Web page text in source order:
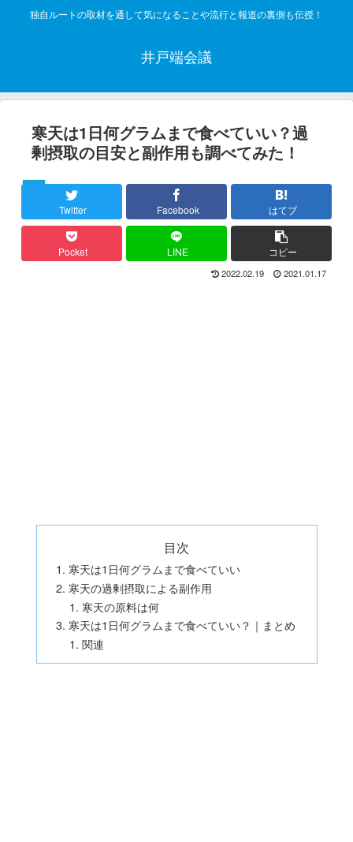
独自ルートの取材を通して気になることや流行と報道の裏側も伝授！
井戸端会議
寒天は1日何グラムまで食べていい？過
剰摂取の目安と副作用も調べてみた！
Twitter Facebook はてブ
Pocket LINE コピー
2022.02.19 2021.01.17
目次
寒天は1日何グラムまで食べていい
寒天の過剰摂取による副作用
寒天の原料は何
寒天は1日何グラムまで食べていい？｜まとめ
関連